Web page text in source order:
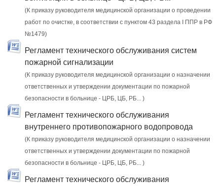
(К приказу руководителя медицинской организации о проведении
работ по очистке, в соответствии с пунктом 43 раздела I ППР в РФ
№1479)
Регламент технического обслуживания систем
пожарной сигнализации
(К приказу руководителя медицинской организации о назначении
ответственных и утверждении документации по пожарной
безопасности в больнице - ЦРБ, ЦБ, РБ... )
Регламент технического обслуживания
внутреннего противопожарного водопровода
(К приказу руководителя медицинской организации о назначении
ответственных и утверждении документации по пожарной
безопасности в больнице - ЦРБ, ЦБ, РБ... )
Регламент технического обслуживания